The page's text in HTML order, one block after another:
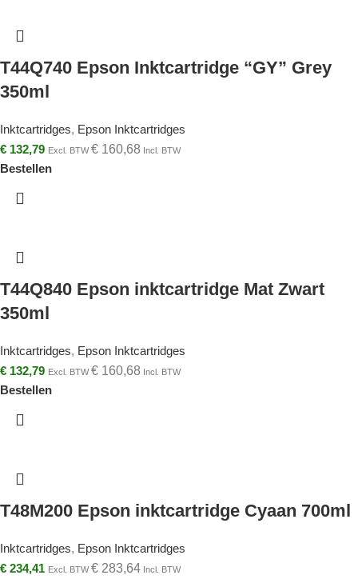
T44Q740 Epson Inktcartridge “GY” Grey
350ml
Inktcartridges, Epson Inktcartridges
€ 132,79 Excl. BTW€ 160,68 Incl. BTW
Bestellen
T44Q840 Epson inktcartridge Mat Zwart
350ml
Inktcartridges, Epson Inktcartridges
€ 132,79 Excl. BTW€ 160,68 Incl. BTW
Bestellen
T48M200 Epson inktcartridge Cyaan 700ml
Inktcartridges, Epson Inktcartridges
€ 234,41 Excl. BTW€ 283,64 Incl. BTW